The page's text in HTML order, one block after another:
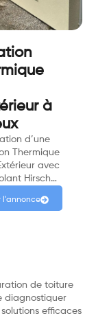
à
d’une
Thermique
avec
Hirsch…
l'annonce
de toiture
diagnostiquer
efficaces